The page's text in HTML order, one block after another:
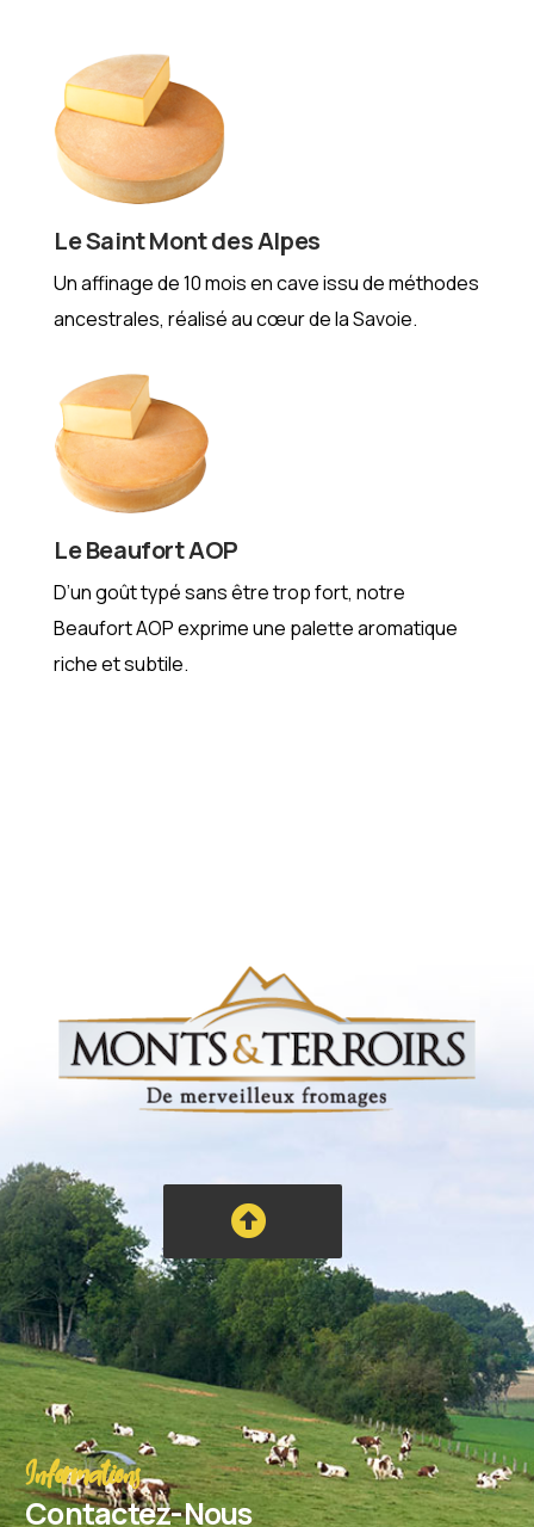
Le Saint Mont des Alpes
Un affinage de 10 mois en cave issu de méthodes
ancestrales, réalisé au cœur de la Savoie.
Le Beaufort AOP
D’un goût typé sans être trop fort, notre
Beaufort AOP exprime une palette aromatique
riche et subtile.
Informations
Contactez-Nous